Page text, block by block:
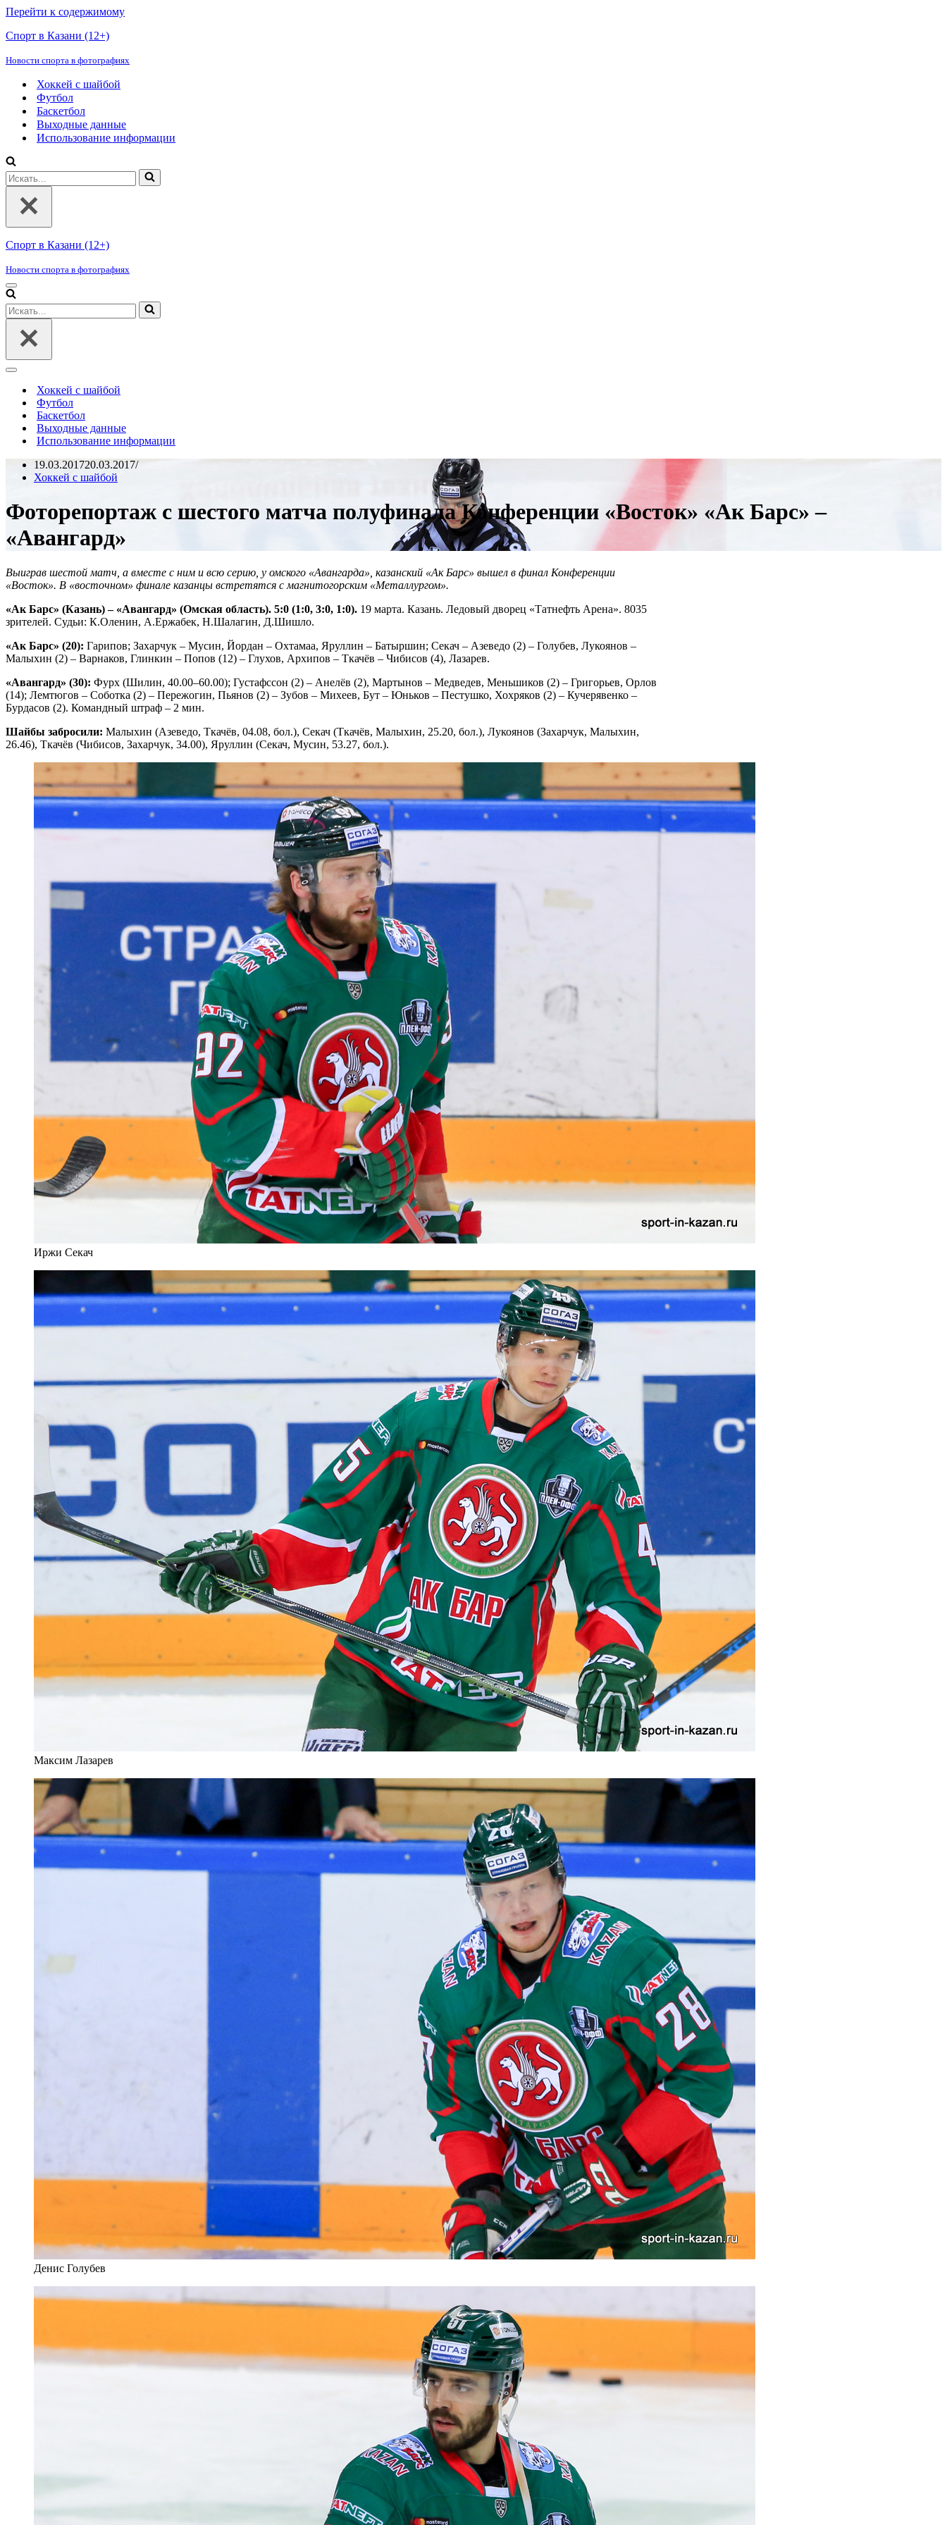
Перейти к содержимому
Спорт в Казани (12+)
Новости спорта в фотографиях
Хоккей с шайбой
Футбол
Баскетбол
Выходные данные
Использование информации
Искать...
Спорт в Казани (12+)
Новости спорта в фотографиях
Меню
навигации
Искать...
Меню
навигацииХоккей с шайбой
Футбол
Баскетбол
Выходные данные
Использование информации
19.03.201720.03.2017
Хоккей с шайбой
Фоторепортаж с шестого матча полуфинала Конференции «Восток» «Ак Барс» –
«Авангард»
Выиграв шестой матч, а вместе с ним и всю серию, у омского «Авангарда», казанский «Ак Барс» вышел в финал Конференции
«Восток». В «восточном» финале казанцы встретятся с магнитогорским «Металлургом».
«Ак Барс» (Казань) – «Авангард» (Омская область). 5:0 (1:0, 3:0, 1:0). 19 марта. Казань. Ледовый дворец «Татнефть Арена». 8035
зрителей. Судьи: К.Оленин, А.Ержабек, Н.Шалагин, Д.Шишло.
«Ак Барс» (20): Гарипов; Захарчук – Мусин, Йордан – Охтамаа, Яруллин – Батыршин; Секач – Азеведо (2) – Голубев, Лукоянов –
Малыхин (2) – Варнаков, Глинкин – Попов (12) – Глухов, Архипов – Ткачёв – Чибисов (4), Лазарев.
«Авангард» (30): Фурх (Шилин, 40.00–60.00); Густафссон (2) – Анелёв (2), Мартынов – Медведев, Меньшиков (2) – Григорьев, Орлов
(14); Лемтюгов – Соботка (2) – Пережогин, Пьянов (2) – Зубов – Михеев, Бут – Юньков – Пестушко, Хохряков (2) – Кучерявенко –
Бурдасов (2). Командный штраф – 2 мин.
Шайбы забросили: Малыхин (Азеведо, Ткачёв, 04.08, бол.), Секач (Ткачёв, Малыхин, 25.20, бол.), Лукоянов (Захарчук, Малыхин,
26.46), Ткачёв (Чибисов, Захарчук, 34.00), Яруллин (Секач, Мусин, 53.27, бол.).
Иржи Секач
Максим Лазарев
Денис Голубев